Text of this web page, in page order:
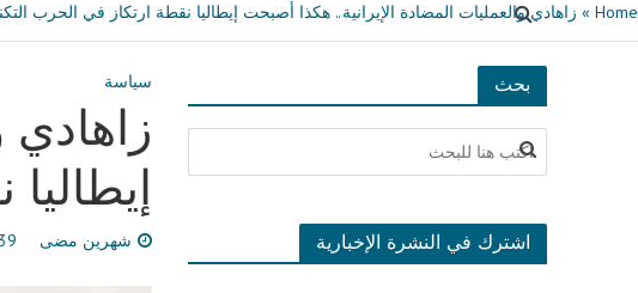
Home
» زاهادي والعمليات المضادة الإيرانية.. هكذا أصبحت إيطاليا نقطة ارتكاز في الحرب
سياسة
زاهادي
شهرين مضى
بحث
اشترك في النشرة الإخبارية